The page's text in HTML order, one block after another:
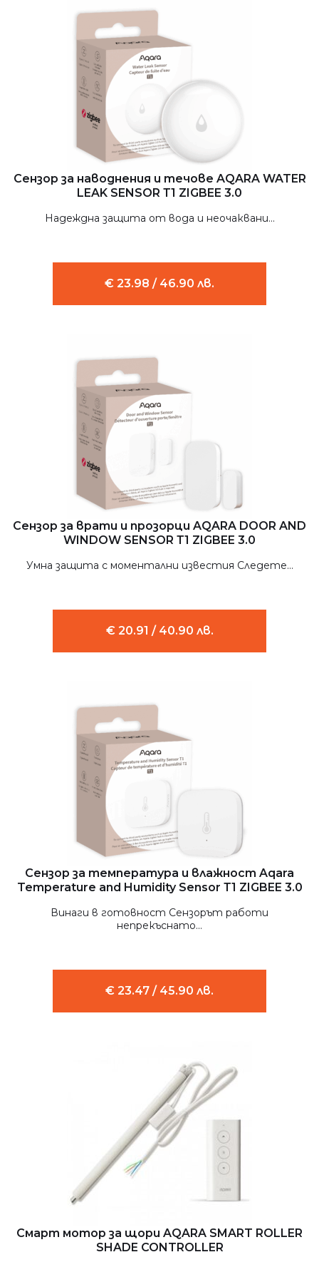
Сензор за наводнения и течове AQARA WATER
LEAK SENSOR Т1 ZIGBEE 3.0
Надеждна защита от вода и неочаквани...
€ 23.98 / 46.90 лв.
Сензор за врати и прозорци AQARA DOOR AND
WINDOW SENSOR Т1 ZIGBEE 3.0
Умна защита с моментални известия Следете...
€ 20.91 / 40.90 лв.
Сензор за температура и влажност Aqara
Temperature and Humidity Sensor Т1 ZIGBEE 3.0
Винаги в готовност Сензорът работи
непрекъснато...
€ 23.47 / 45.90 лв.
Смарт мотор за щори AQARA SMART ROLLER
SHADE CONTROLLER